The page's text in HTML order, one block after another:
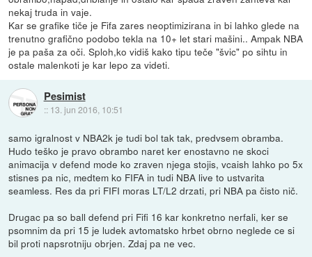
nekaj truda in vaje.
Kar se grafike tiče je Fifa zares neoptimizirana in bi lahko glede na
trenutno grafično podobo tekla na 10+ let stari mašini.. Ampak NBA
je pa paša za oči. Sploh,ko vidiš kako tipu teče "švic" po sihtu in
ostale malenkoti je kar lepo za videti.
Pesimist
:: 13. jun 2016, 10:51
samo igralnost v NBA2k je tudi bol tak tak, predvsem obramba.
Hudo teško je pravo obrambo naret ker enostavno ne skoci
animacija v defend mode ko zraven njega stojis, vcaish lahko po 5x
stisnes pa nic, medtem ko FIFA in tudi NBA live to ustvarita
seamless. Res da pri FIFI moras LT/L2 drzati, pri NBA pa čisto nič.
Drugac pa so ball defend pri Fifi 16 kar konkretno nerfali, ker se
psomnim da pri 15 je ludek avtomatsko hrbet obrno neglede ce si
bil proti napsrotniju obrjen. Zdaj pa ne vec.